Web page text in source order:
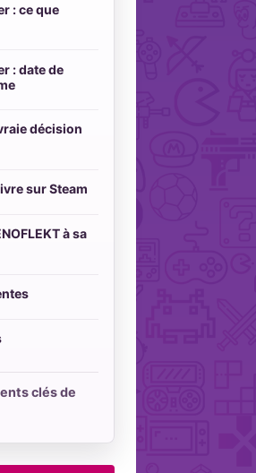
: ce que
: date de
décision
sur Steam
à sa
clés de